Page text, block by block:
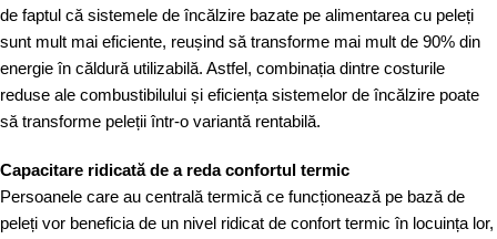
de faptul că sistemele de încălzire bazate pe alimentarea cu peleți
sunt mult mai eficiente, reușind să transforme mai mult de 90% din
energie în căldură utilizabilă. Astfel, combinația dintre costurile
reduse ale combustibilului și eficiența sistemelor de încălzire poate
să transforme peleții într-o variantă rentabilă.
Capacitare ridicată de a reda confortul termic
Persoanele care au centrală termică ce funcționează pe bază de
peleți vor beneficia de un nivel ridicat de confort termic în locuința lor,